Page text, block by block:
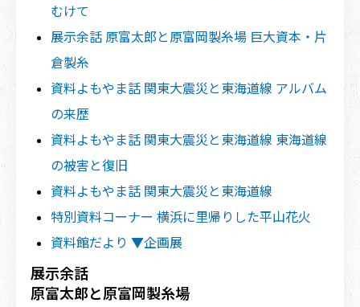
むけて
展示余話 原富太郎と原富岡製糸場 巨大資本・片
倉製糸
資料よもやま話 関東大震災と東海道線 アルバム
の来歴
資料よもやま話 関東大震災と東海道線 東海道線
の被害と復旧
資料よもやま話 関東大震災と東海道線
特別資料コーナー 横浜に里帰りした平山花火
資料館だより ▼企画展
展示余話
原富太郎と原富岡製糸場